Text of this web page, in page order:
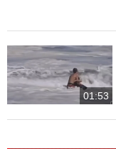
01:53